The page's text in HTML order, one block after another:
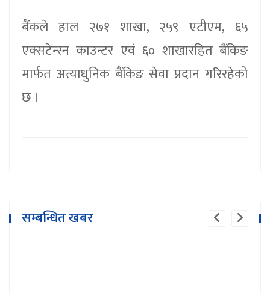
बैंकले हाल २७१ शाखा, २५९ एटीएम, ६५
एक्सटेन्स्न काउन्टर एवं ६० शाखारहित बैंकिङ
मार्फत अत्याधुनिक बैंकिङ सेवा प्रदान गरिरहेको
छ ।
सम्बन्धित खबर